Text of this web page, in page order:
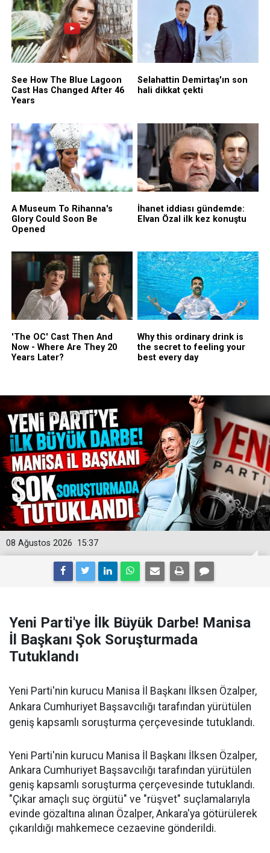
15:37
08 Ağustos 2026
Yeni Parti'ye İlk Büyük Darbe! Manisa
İl Başkanı Şok Soruşturmada
Tutuklandı
Yeni Parti'nin kurucu Manisa İl Başkanı İlksen Özalper,
Ankara Cumhuriyet Başsavcılığı tarafından yürütülen
geniş kapsamlı soruşturma çerçevesinde tutuklandı.
Yeni Parti'nin kurucu Manisa İl Başkanı İlksen Özalper,
Ankara Cumhuriyet Başsavcılığı tarafından yürütülen
geniş kapsamlı soruşturma çerçevesinde tutuklandı.
"Çıkar amaçlı suç örgütü" ve "rüşvet" suçlamalarıyla
evinde gözaltına alınan Özalper, Ankara'ya götürülerek
çıkarıldığı mahkemece cezaevine gönderildi.